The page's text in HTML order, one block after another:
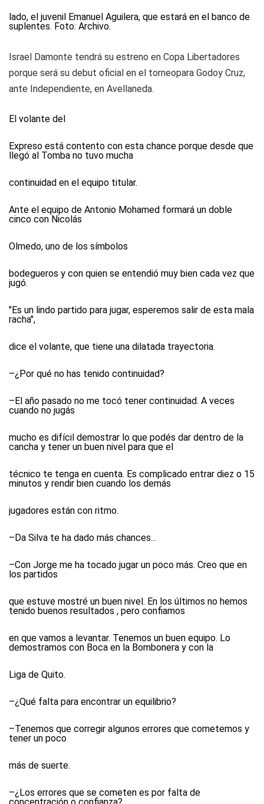
lado, el juvenil Emanuel Aguilera, que estará en el banco de
suplentes. Foto: Archivo.
Israel Damonte tendrá su estreno en Copa Libertadores
porque será su debut oficial en el torneopara Godoy Cruz,
ante Independiente, en Avellaneda.
El volante del
Expreso está contento con esta chance porque desde que
llegó al Tomba no tuvo mucha
continuidad en el equipo titular.
Ante el equipo de Antonio Mohamed formará un doble
cinco con Nicolás
Olmedo, uno de los símbolos
bodegueros y con quien se entendió muy bien cada vez que
jugó.
"Es un lindo partido para jugar, esperemos salir de esta mala
racha",
dice el volante, que tiene una dilatada trayectoria.
–¿Por qué no has tenido continuidad?
–El año pasado no me tocó tener continuidad. A veces
cuando no jugás
mucho es difícil demostrar lo que podés dar dentro de la
cancha y tener un buen nivel para que el
técnico te tenga en cuenta. Es complicado entrar diez o 15
minutos y rendir bien cuando los demás
jugadores están con ritmo.
–Da Silva te ha dado más chances...
–Con Jorge me ha tocado jugar un poco más. Creo que en
los partidos
que estuve mostré un buen nivel. En los últimos no hemos
tenido buenos resultados , pero confiamos
en que vamos a levantar. Tenemos un buen equipo. Lo
demostramos con Boca en la Bombonera y con la
Liga de Quito.
–¿Qué falta para encontrar un equilibrio?
–Tenemos que corregir algunos errores que cometemos y
tener un poco
más de suerte.
–¿Los errores que se cometen es por falta de